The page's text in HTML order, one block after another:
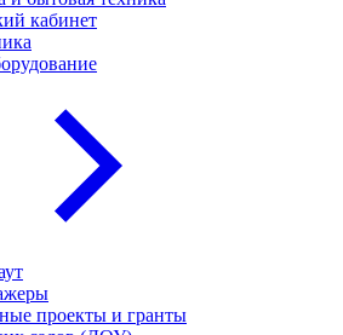
кабинет
проекты и гранты